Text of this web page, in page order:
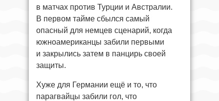
в матчах против Турции и Австралии.
В первом тайме сбылся самый
опасный для немцев сценарий, когда
южноамериканцы забили первыми
и закрылись затем в панцирь своей
защиты.
Хуже для Германии ещё и то, что
парагвайцы забили гол, что